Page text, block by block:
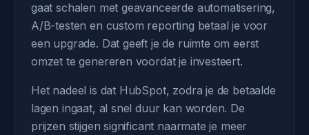
gaat schalen met geavanceerde automatisering,
A/B-testen en custom reporting betaal je voor
een upgrade. Dat geeft je de ruimte om eerst
omzet te genereren voordat je investeert.
Het nadeel is dat HubSpot, zodra je de betaalde
lagen ingaat, al snel duur kan worden. De
prijzen stijgen significant naarmate je meer